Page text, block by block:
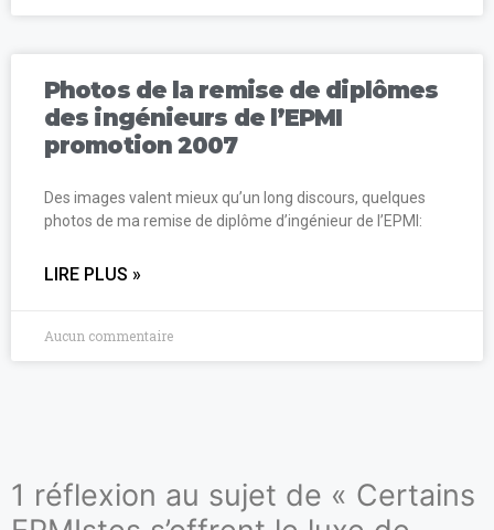
Photos de la remise de diplômes
des ingénieurs de l’EPMI
promotion 2007
Des images valent mieux qu’un long discours, quelques
photos de ma remise de diplôme d’ingénieur de l’EPMI:
LIRE PLUS »
Aucun commentaire
1 réflexion au sujet de « Certains